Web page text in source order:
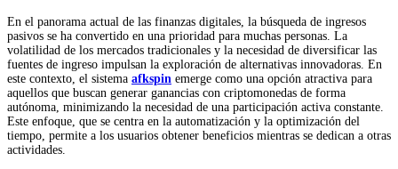
En el panorama actual de las finanzas digitales, la búsqueda de ingresos
pasivos se ha convertido en una prioridad para muchas personas. La
volatilidad de los mercados tradicionales y la necesidad de diversificar las
fuentes de ingreso impulsan la exploración de alternativas innovadoras. En
este contexto, el sistema afkspin emerge como una opción atractiva para
aquellos que buscan generar ganancias con criptomonedas de forma
autónoma, minimizando la necesidad de una participación activa constante.
Este enfoque, que se centra en la automatización y la optimización del
tiempo, permite a los usuarios obtener beneficios mientras se dedican a otras
actividades.